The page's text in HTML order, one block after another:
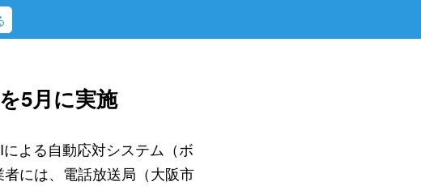
5月に実施
よる自動応対システム（ボ
には、電話放送局（大阪市